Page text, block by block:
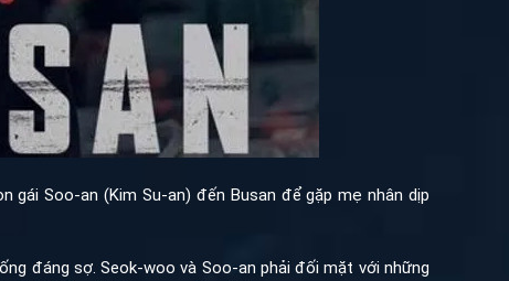
Soo-an (Kim Su-an) đến Busan để gặp mẹ nhân dịp
đáng sợ. Seok-woo và Soo-an phải đối mặt với những